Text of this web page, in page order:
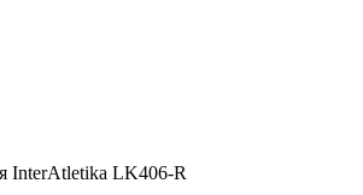
InterAtletika LK406-R